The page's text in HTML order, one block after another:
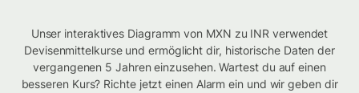
Unser interaktives Diagramm von MXN zu INR verwendet
Devisenmittelkurse und ermöglicht dir, historische Daten der
vergangenen 5 Jahren einzusehen. Wartest du auf einen
besseren Kurs? Richte jetzt einen Alarm ein und wir geben dir